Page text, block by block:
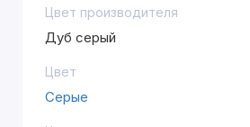
Цвет производителя
Дуб серый
Цвет
Серые